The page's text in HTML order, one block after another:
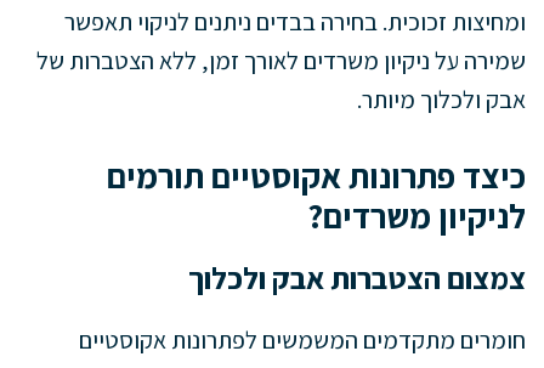
ומחיצות זכוכית. בחירה בבדים ניתנים לניקוי תאפשר
שמירה על ניקיון משרדים לאורך זמן, ללא הצטברות של
אבק ולכלוך מיותר.
כיצד פתרונות אקוסטיים תורמים
לניקיון משרדים?
צמצום הצטברות אבק ולכלוך
חומרים מתקדמים המשמשים לפתרונות אקוסטיים